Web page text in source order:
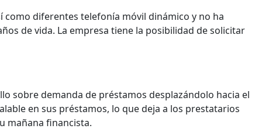
como diferentes telefonía móvil dinámico y no ha
de vida. La empresa tiene la posibilidad de solicitar
sobre demanda de préstamos desplazándolo hacia el
en sus préstamos, lo que deja a los prestatarios
mañana financista.